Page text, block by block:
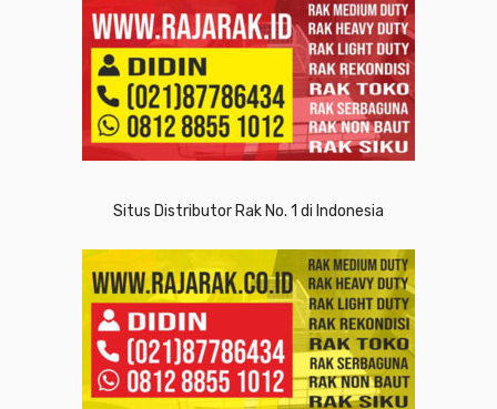
Situs Distributor Rak No. 1 di Indonesia